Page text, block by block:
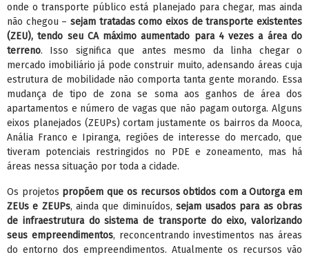
onde o transporte público está planejado para chegar, mas ainda
não chegou – sejam tratadas como eixos de transporte existentes
(ZEU), tendo seu CA máximo aumentado para 4 vezes a área do
terreno. Isso significa que antes mesmo da linha chegar o
mercado imobiliário já pode construir muito, adensando áreas cuja
estrutura de mobilidade não comporta tanta gente morando. Essa
mudança de tipo de zona se soma aos ganhos de área dos
apartamentos e número de vagas que não pagam outorga. Alguns
eixos planejados (ZEUPs) cortam justamente os bairros da Mooca,
Anália Franco e Ipiranga, regiões de interesse do mercado, que
tiveram potenciais restringidos no PDE e zoneamento, mas há
áreas nessa situação por toda a cidade.
Os projetos propõem que os recursos obtidos com a Outorga em
ZEUs e ZEUPs, ainda que diminuídos, sejam usados para as obras
de infraestrutura do sistema de transporte do eixo, valorizando
seus empreendimentos, reconcentrando investimentos nas áreas
do entorno dos empreendimentos. Atualmente os recursos vão